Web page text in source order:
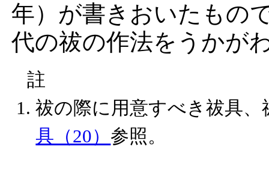
年）が書きおいたもの
代の祓の作法をうかが
註
祓の際に用意すべき祓具
具（20） 参照。